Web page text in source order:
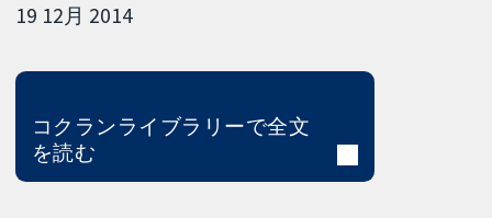
19 12月 2014
コクランライブラリーで全文
を読む